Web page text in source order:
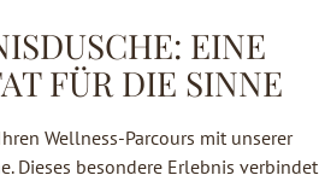
EINE
FÜR DIE SINNE
Wellness-Parcours mit unserer
Dieses besondere Erlebnis verbindet